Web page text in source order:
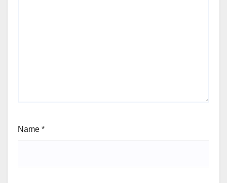
Name *